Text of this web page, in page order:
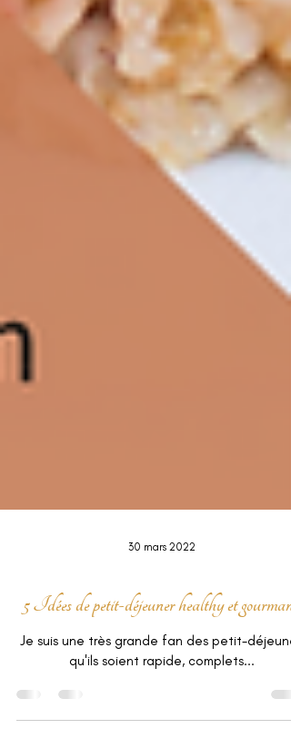
30 mars 2022
5 Idées de petit-déjeuner healthy et gourmand